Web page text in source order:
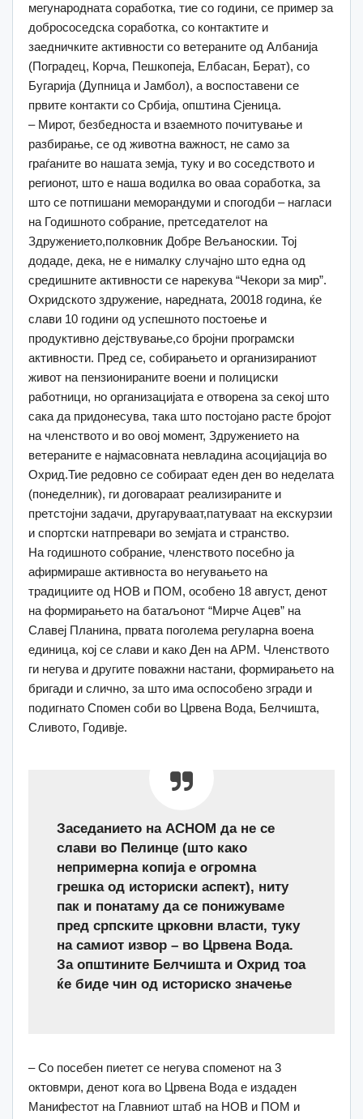
мегународната соработка, тие со години, се пример за
добрососедска соработка, со контактите и
заедничките активности со ветераните од Албанија
(Поградец, Корча, Пешкопеја, Елбасан, Берат), со
Бугарија (Дупница и Јамбол), а воспоставени се
првите контакти со Србија, општина Сјеница.
– Мирот, безбедноста и взаемното почитување и
разбирање, се од животна важност, не само за
граѓаните во нашата земја, туку и во соседството и
регионот, што е наша водилка во оваа соработка, за
што се потпишани меморандуми и спогодби – нагласи
на Годишното собрание, претседателот на
Здружението,полковник Добре Вељаноскии. Тој
додаде, дека, не е нималку случајно што една од
средишните активности се нарекува “Чекори за мир”.
Охридското здружение, наредната, 20018 година, ќе
слави 10 години од успешното постоење и
продуктивно дејствување,со бројни програмски
активности. Пред се, собирањето и организираниот
живот на пензионираните воени и полициски
работници, но организацијата е отворена за секој што
сака да придонесува, така што постојано расте бројот
на членството и во овој момент, Здружението на
ветераните е најмасовната невладина асоцијација во
Охрид.Тие редовно се собираат еден ден во неделата
(понеделник), ги договараат реализираните и
претстојни задачи, другаруваат,патуваат на екскурзии
и спортски натпревари во земјата и странство.
На годишното собрание, членството посебно ја
афирмираше активноста во негувањето на
традициите од НОВ и ПОМ, особено 18 август, денот
на формирањето на батаљонот “Мирче Ацев” на
Славеј Планина, првата поголема регуларна воена
единица, кој се слави и како Ден на АРМ. Членството
ги негува и другите поважни настани, формирањето на
бригади и слично, за што има оспособено згради и
подигнато Спомен соби во Црвена Вода, Белчишта,
Сливото, Годивје.
Заседанието на АСНОМ да не се
слави во Пелинце (што како
непримерна копија е огромна
грешка од историски аспект), ниту
пак и понатаму да се понижуваме
пред српските црковни власти, туку
на самиот извор – во Црвена Вода.
За општините Белчишта и Охрид тоа
ќе биде чин од историско значење
– Со посебен пиетет се негува споменот на 3
октовмри, денот кога во Црвена Вода е издаден
Манифестот на Главниот штаб на НОВ и ПОМ и